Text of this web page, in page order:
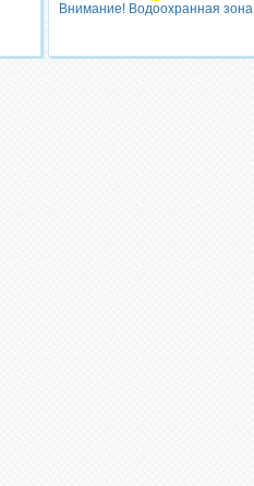
Внимание! Водоохранная зона